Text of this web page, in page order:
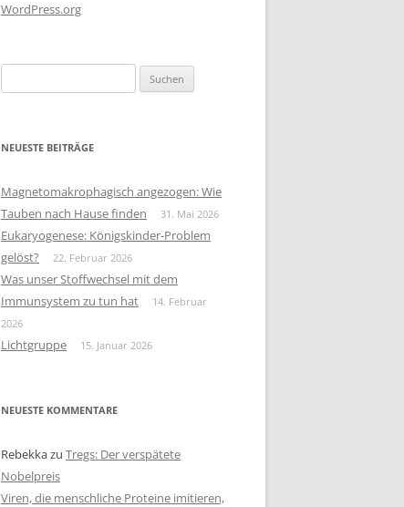
WordPress.org
nach:
NEUESTE BEITRÄGE
Magnetomakrophagisch angezogen: Wie
Tauben nach Hause finden
31. Mai 2026
Eukaryogenese: Königskinder-Problem
gelöst?
22. Februar 2026
Was unser Stoffwechsel mit dem
Immunsystem zu tun hat
14. Februar
2026
Lichtgruppe 15. Januar 2026
NEUESTE KOMMENTARE
Rebekkazu Tregs: Der verspätete
Nobelpreis
Viren, die menschliche Proteine imitieren,